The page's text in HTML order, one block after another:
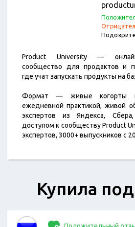
Product University —
сообщество для продактов и
где учат запускать продукты на
Формат — живые когорты
ежедневной практикой, живой
экспертов из Яндекса,
доступом к сообществу Product
экспертов, 3000+ выпускников с
Купила